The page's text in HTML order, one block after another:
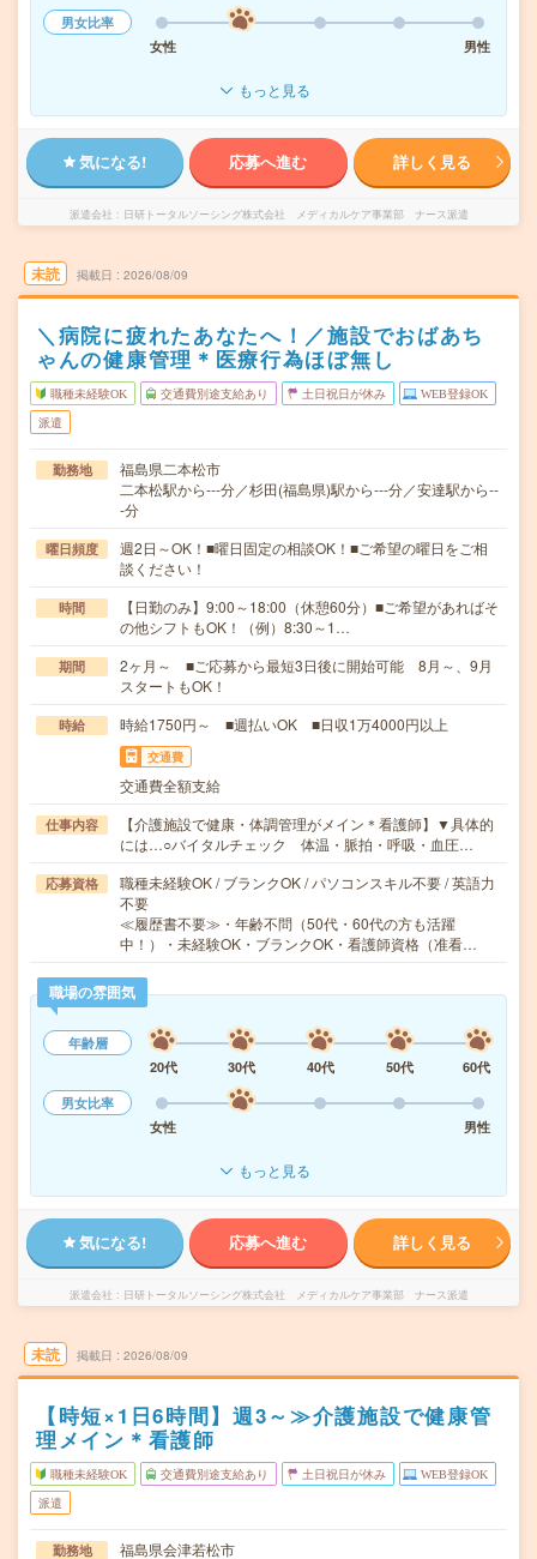
男女比率
女性
男性
もっと見る
気になる! 応募へ進む 詳しく見る
派遣会社 日研トータルソーシング株式会社 メディカルケア事業部 ナース派遣
未読 掲載日 2026/08/09
＼病院に疲れたあなたへ！／施設でおばあち
ゃんの健康管理＊医療行為ほぼ無し
職種未経験OK 交通費別途支給あり 土日祝日が休み WEB登録OK
派遣
勤務地
福島県二本松市
二本松駅から---分／杉田(福島県)駅から---分／安達駅から--
-分
曜日頻度
週2日～OK！■曜日固定の相談OK！■ご希望の曜日をご相
談ください！
時間
【日勤のみ】9:00～18:00（休憩60分）■ご希望があればそ
の他シフトもOK！（例）8:30～1…
期間
2ヶ月～ ■ご応募から最短3日後に開始可能 8月～、9月
スタートもOK！
時給 時給1750円～ ■週払いOK ■日収1万4000円以上
交通費
交通費全額支給
仕事内容
【介護施設で健康・体調管理がメイン＊看護師】▼具体的
には…○バイタルチェック 体温・脈拍・呼吸・血圧…
応募資格
職種未経験OK / ブランクOK / パソコンスキル不要 / 英語力
不要
≪履歴書不要≫・年齢不問（50代・60代の方も活躍
中！）・未経験OK・ブランクOK・看護師資格（准看…
職場の雰囲気
年齢層
20代
30代 40代 50代
60代
男女比率
女性
男性
もっと見る
気になる! 応募へ進む 詳しく見る
派遣会社 日研トータルソーシング株式会社 メディカルケア事業部 ナース派遣
未読 掲載日 2026/08/09
【時短×1日6時間】週3～≫介護施設で健康管
理メイン＊看護師
職種未経験OK 交通費別途支給あり 土日祝日が休み WEB登録OK
派遣
勤務地 福島県会津若松市